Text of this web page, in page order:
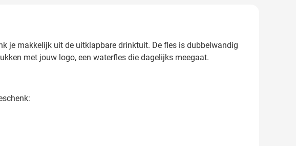
je makkelijk uit de uitklapbare drinktuit. De fles is dubbelwandig
met jouw logo, een waterfles die dagelijks meegaat.